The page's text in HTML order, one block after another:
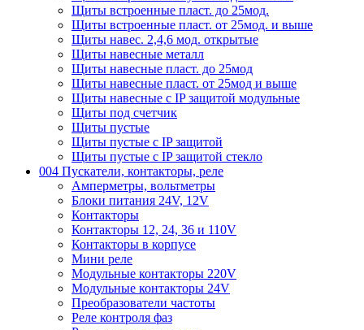
Щиты встроенные пласт. до 25мод.
Щиты встроенные пласт. от 25мод. и выше
Щиты навес. 2,4,6 мод. открытые
Щиты навесные металл
Щиты навесные пласт. до 25мод
Щиты навесные пласт. от 25мод и выше
Щиты навесные с IP защитой модульные
Щиты под счетчик
Щиты пустые
Щиты пустые с IP защитой
Щиты пустые с IP защитой стекло
004 Пускатели, контакторы, реле
Амперметры, вольтметры
Блоки питания 24V, 12V
Контакторы
Контакторы 12, 24, 36 и 110V
Контакторы в корпусе
Мини реле
Модульные контакторы 220V
Модульные контакторы 24V
Преобразователи частоты
Реле контроля фаз